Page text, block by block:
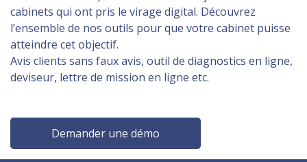
cabinets qui ont pris le virage digital. Découvrez
l’ensemble de nos outils pour que votre cabinet puisse
atteindre cet objectif.
Avis clients sans faux avis, outil de diagnostics en ligne,
deviseur, lettre de mission en ligne etc.
Demander une démo